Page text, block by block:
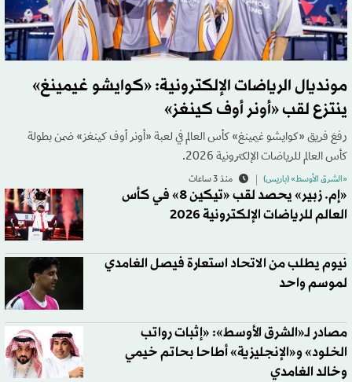
مونديال الرياضات الإلكترونية: «كوايشو غيمينغ»
ينتزع لقب «أونر أوف كينغز»
رفعَ فريق «كوايشو غيمينغ» كأس العالم في لعبة «أونر أوف كينغز» ضمن بطولة
كأس العالم للرياضات الإلكترونية 2026.
«الشرق الأوسط» (باريس) منذ 3 ساعات
«إم. زبير» يحصد لقب «تيكين 8» في كأس
العالم للرياضات الإلكترونية 2026
نيوم يطلب من الاتحاد استعارة فيصل الغامدي
لموسم واحد
مصادر لـ«الشرق الأوسط»: «إثبات رواتب
الخلود» و«الإنجليزية» أطاحا بحاتم خيمي
وخالد الغامدي